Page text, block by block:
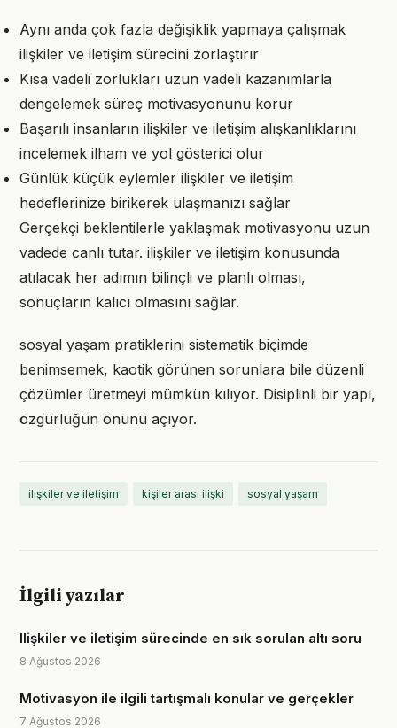
Aynı anda çok fazla değişiklik yapmaya çalışmak
ilişkiler ve iletişim sürecini zorlaştırır
Kısa vadeli zorlukları uzun vadeli kazanımlarla
dengelemek süreç motivasyonunu korur
Başarılı insanların ilişkiler ve iletişim alışkanlıklarını
incelemek ilham ve yol gösterici olur
Günlük küçük eylemler ilişkiler ve iletişim
hedeflerinize birikerek ulaşmanızı sağlar
Gerçekçi beklentilerle yaklaşmak motivasyonu uzun
vadede canlı tutar. ilişkiler ve iletişim konusunda
atılacak her adımın bilinçli ve planlı olması,
sonuçların kalıcı olmasını sağlar.
sosyal yaşam pratiklerini sistematik biçimde
benimsemek, kaotik görünen sorunlara bile düzenli
çözümler üretmeyi mümkün kılıyor. Disiplinli bir yapı,
özgürlüğün önünü açıyor.
ilişkiler ve iletişim kişiler arası ilişki sosyal yaşam
İlgili yazılar
Ilişkiler ve iletişim sürecinde en sık sorulan altı soru
8 Ağustos 2026
Motivasyon ile ilgili tartışmalı konular ve gerçekler
7 Ağustos 2026